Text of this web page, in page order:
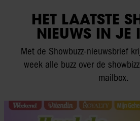
HET LAATSTE
NIEUWS IN JE
Met de Showbuzz-nieuwsbrief
week alle buzz over de
mailbox.